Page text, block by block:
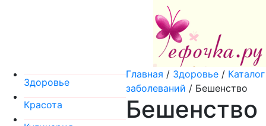
Здоровье
Красота
Главная / Здоровье / Каталог
заболеваний / Бешенство
Бешенство